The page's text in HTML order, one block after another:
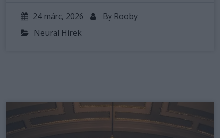
24 márc, 2026 By Rooby
Neural Hírek